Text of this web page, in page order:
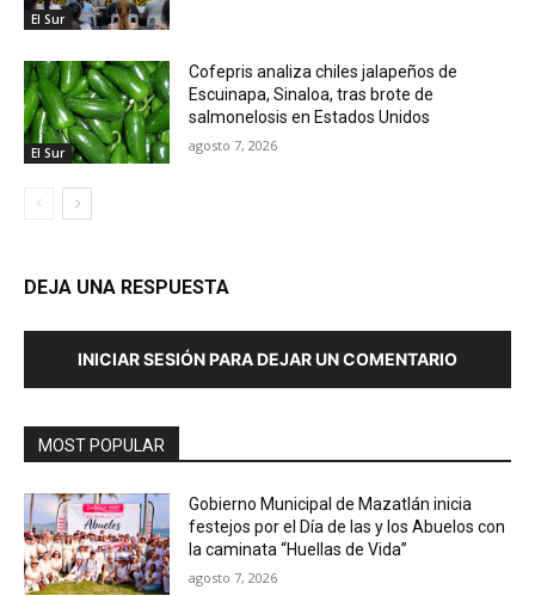
El Sur
El Sur
Cofepris analiza chiles jalapeños de
Escuinapa, Sinaloa, tras brote de
salmonelosis en Estados Unidos
agosto 7, 2026
DEJA UNA RESPUESTA
INICIAR SESIÓN PARA DEJAR UN COMENTARIO
MOST POPULAR
Gobierno Municipal de Mazatlán inicia
festejos por el Día de las y los Abuelos con
la caminata “Huellas de Vida”
agosto 7, 2026